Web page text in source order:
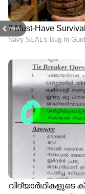
PREV